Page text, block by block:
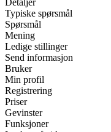
Detaljer
Typiske spørsmål
Spørsmål
Mening
Ledige stillinger
Send informasjon
Bruker
Min profil
Registrering
Priser
Gevinster
Funksjoner